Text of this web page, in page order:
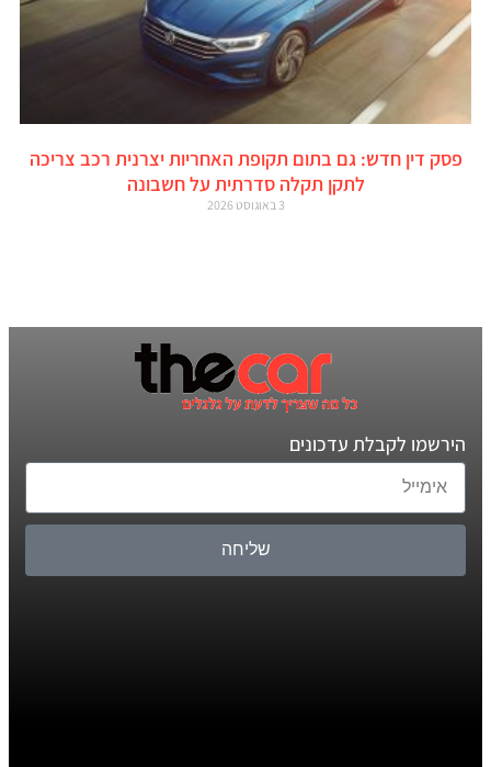
פסק דין חדש: גם בתום תקופת האחריות יצרנית רכב צריכה
לתקן תקלה סדרתית על חשבונה
3 באוגוסט 2026
הירשמו לקבלת עדכונים
שליחה